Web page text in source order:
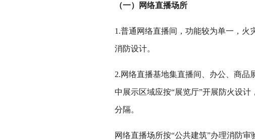
（一）网络直播场所
1.普通网络直播间，功能较为单一，
消防设计。
2.网络直播基地集直播间、办公、商
中展示区域应按“展览厅”开展防火设
分隔。
网络直播场所按“公共建筑”办理消防审